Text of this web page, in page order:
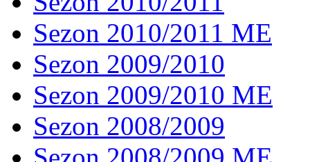
Sezon 2010/2011 ME
Sezon 2009/2010
Sezon 2009/2010 ME
Sezon 2008/2009